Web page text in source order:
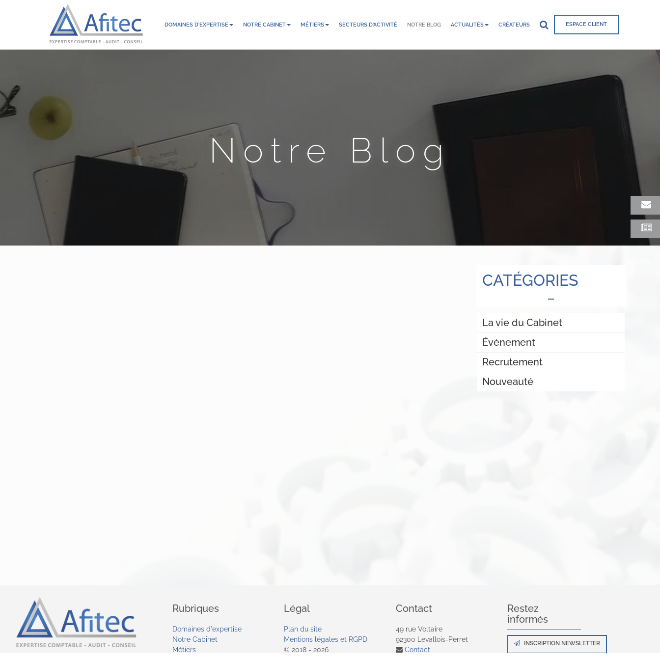
DOMAINES D'EXPERTISE NOTRE CABINET MÉTIERS SECTEURS D'ACTIVITÉ NOTRE BLOG ACTUALITÉS CRÉATEURS ESPACE CLIENT
Notre Blog
CATÉGORIES
La vie du Cabinet
Événement
Recrutement
Nouveauté
Rubriques
Domaines d'expertise
Notre Cabinet
Métiers
Légal
Plan du site
Mentions légales et RGPD
© 2018 - 2026
Contact
49 rue Voltaire
92300 Levallois-Perret
Contact
Restez
informés
INSCRIPTION NEWSLETTER